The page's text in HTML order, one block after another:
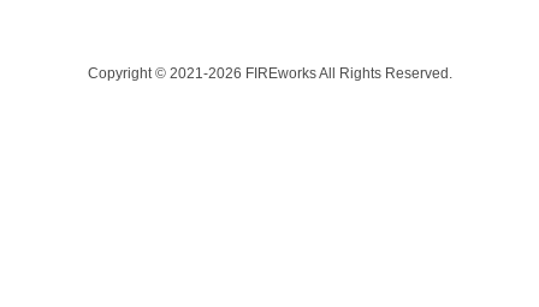
Copyright © 2021-2026 FIREworks All Rights Reserved.